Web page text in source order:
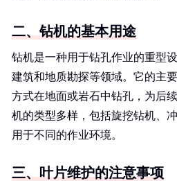
二、钻机的基本用途
钻机是一种用于钻孔作业的重型
建筑和地质勘探等领域。它的主
方式在地面或岩石中钻孔，为后
机的类型多样，包括旋挖钻机、
用于不同的作业环境。
三、叶片维护的注意事项